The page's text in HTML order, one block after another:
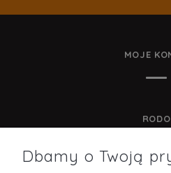
MOJE
RODO
Dbamy o Twoją